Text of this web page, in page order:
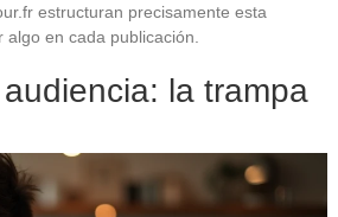
estructuran precisamente esta
en cada publicación.
la trampa